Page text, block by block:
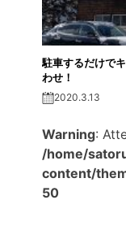
駐車するだけで
わせ！
2020.3.13
Warning:
/home/
content/
50